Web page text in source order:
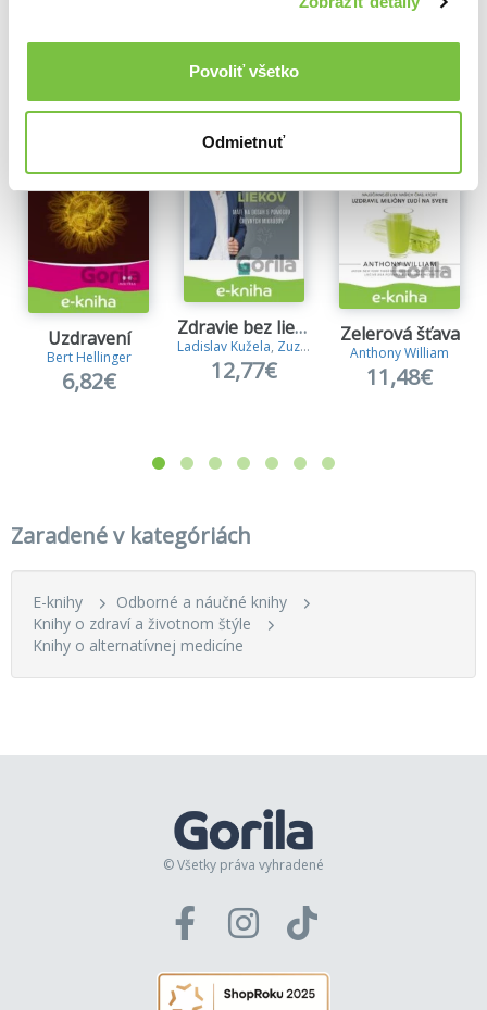
Povoliť všetko
Odmietnuť
Ďalšie z kategórie Knihy o alternatívnej
medicíne
Viac z tejto kategórie
Uzdravení
Bert Hellinger
6,82€
Zdravie bez liekov
Ladislav Kužela, Zuzana Čižmáriková
12,77€
Zelerová šťava
Anthony William
11,48€
Zaradené v kategóriách
E-knihy
Odborné a náučné knihy
Knihy o zdraví a životnom štýle
Knihy o alternatívnej medicíne
© Všetky práva vyhradené